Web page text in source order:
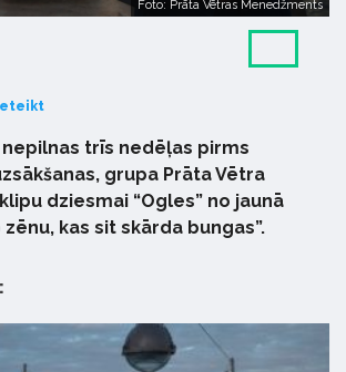
Foto: Prāta Vētras Menedžments
nepilnas trīs nedēļas pirms
grupa Prāta Vētra
dziesmai “Ogles” no jaunā
kas sit skārda bungas”.